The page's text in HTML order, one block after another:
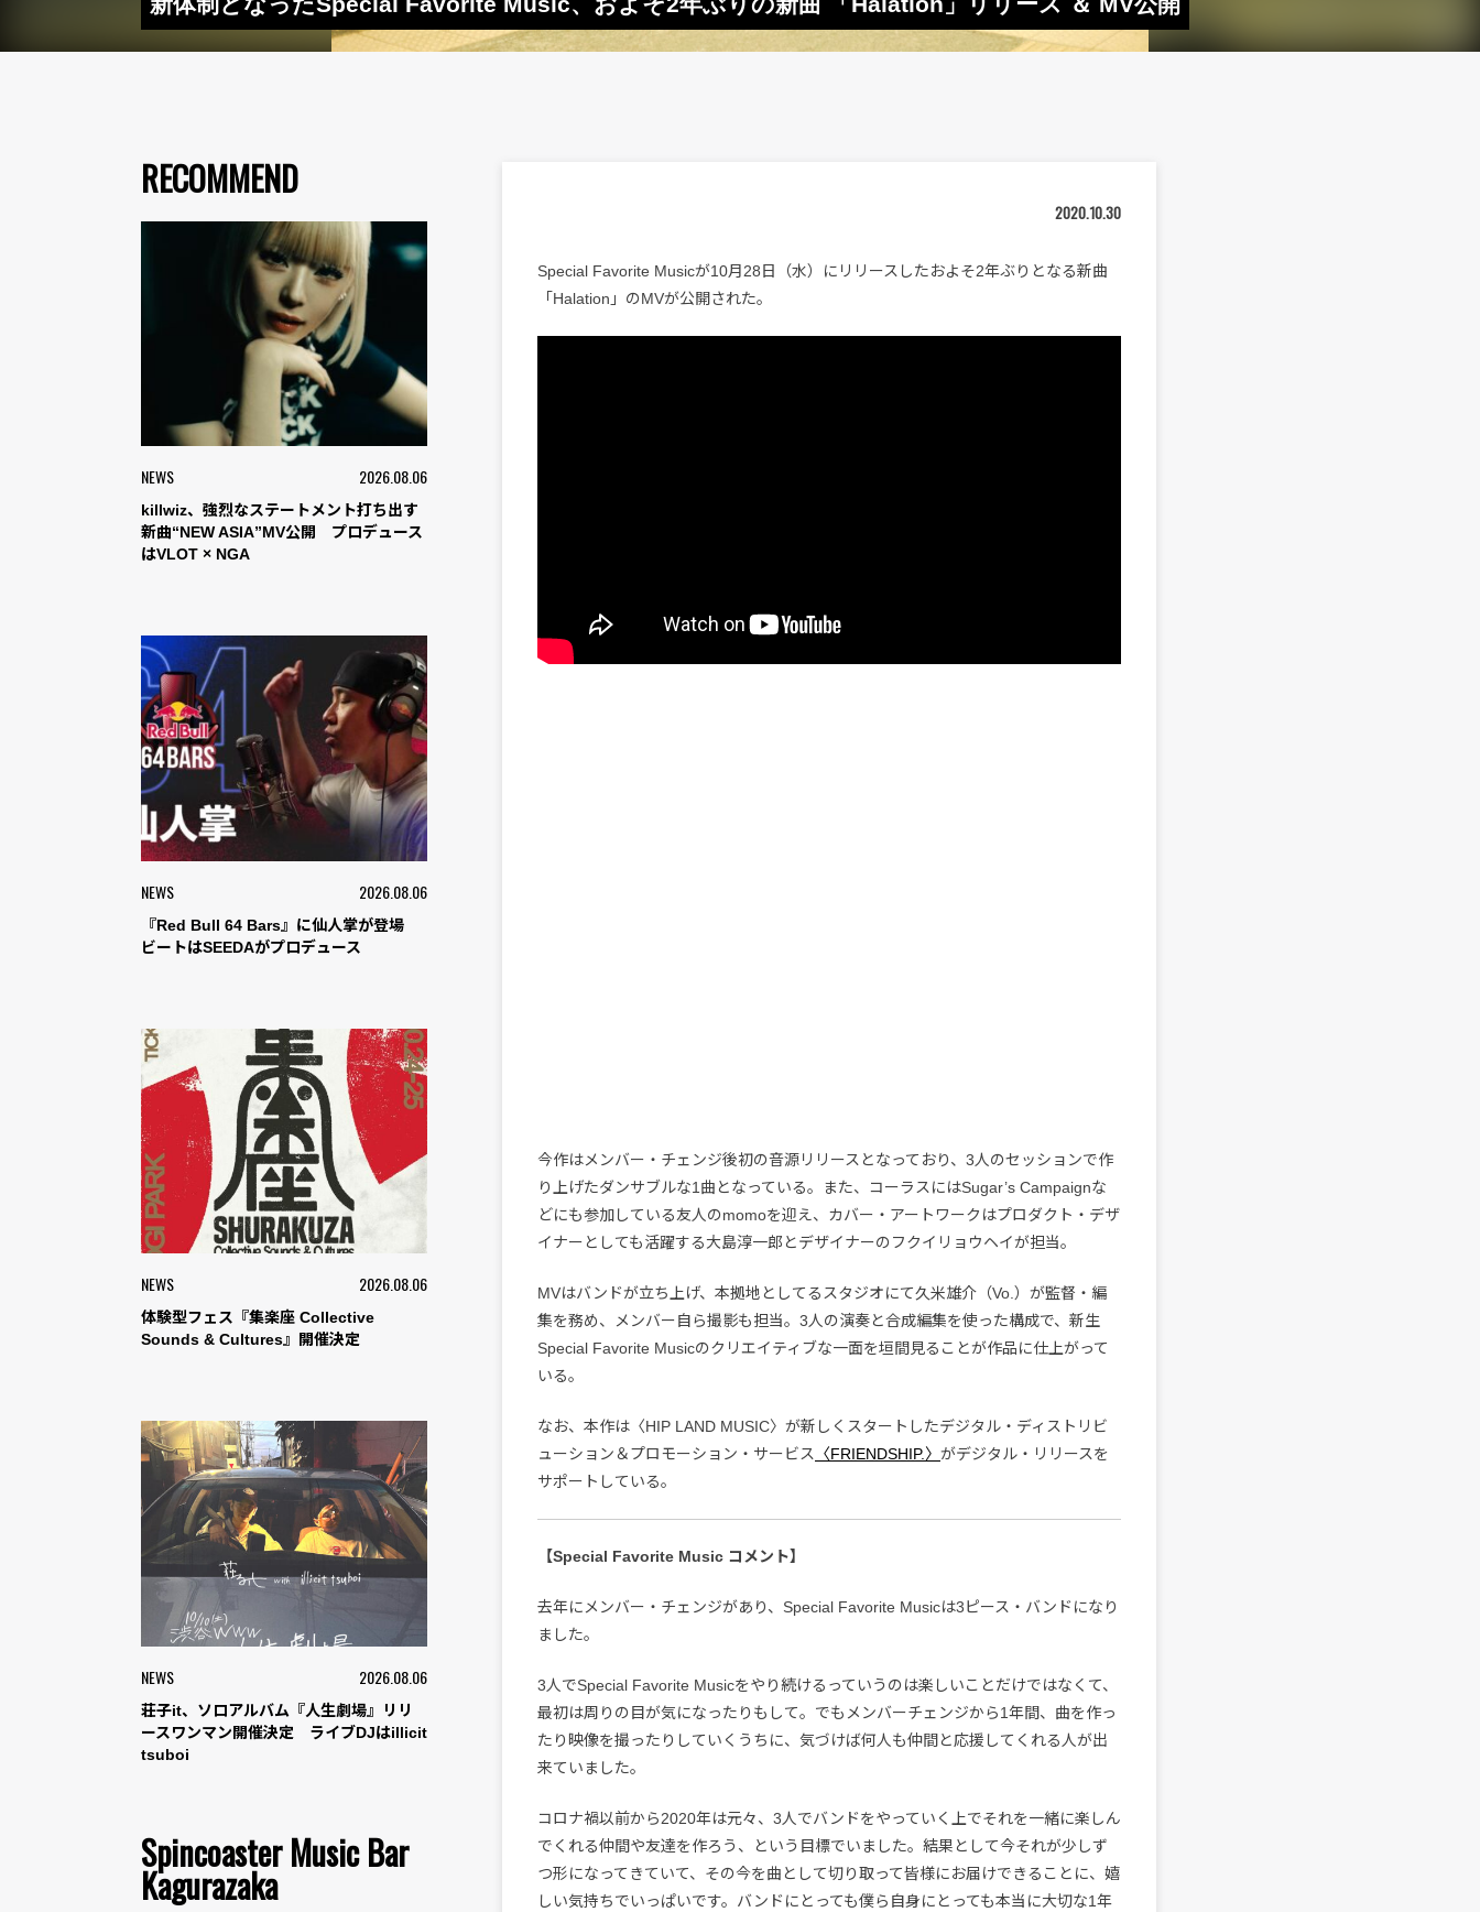
RECOMMEND
NEWS 2026.08.06
killwiz、強烈なステートメント打ち出す
新曲“NEW ASIA”MV公開 プロデュース
はVLOT × NGA
NEWS 2026.08.06
『Red Bull 64 Bars』に仙人掌が登場
ビートはSEEDAがプロデュース
NEWS 2026.08.06
体験型フェス『集楽座 Collective
Sounds & Cultures』開催決定
NEWS 2026.08.06
荘子it、ソロアルバム『人生劇場』リリ
ースワンマン開催決定 ライブDJはillicit
tsuboi
Spincoaster Music Bar
Kagurazaka
2020.10.30
Special Favorite Musicが10月28日（水）にリリースしたおよそ2年ぶりとなる新曲
「Halation」のMVが公開された。
今作はメンバー・チェンジ後初の音源リリースとなっており、3人のセッションで作
り上げたダンサブルな1曲となっている。また、コーラスにはSugar’s Campaignな
どにも参加している友人のmomoを迎え、カバー・アートワークはプロダクト・デザ
イナーとしても活躍する大島淳一郎とデザイナーのフクイリョウヘイが担当。
MVはバンドが立ち上げ、本拠地としてるスタジオにて久米雄介（Vo.）が監督・編
集を務め、メンバー自ら撮影も担当。3人の演奏と合成編集を使った構成で、新生
Special Favorite Musicのクリエイティブな一面を垣間見ることが作品に仕上がって
いる。
なお、本作は〈HIP LAND MUSIC〉が新しくスタートしたデジタル・ディストリビ
ューション＆プロモーション・サービス
〈FRIENDSHIP.〉 がデジタル・リリースを
サポートしている。
【Special Favorite Music コメント】
去年にメンバー・チェンジがあり、Special Favorite Musicは3ピース・バンドになり
ました。
3人でSpecial Favorite Musicをやり続けるっていうのは楽しいことだけではなくて、
最初は周りの目が気になったりもして。でもメンバーチェンジから1年間、曲を作っ
たり映像を撮ったりしていくうちに、気づけば何人も仲間と応援してくれる人が出
来ていました。
コロナ禍以前から2020年は元々、3人でバンドをやっていく上でそれを一緒に楽しん
でくれる仲間や友達を作ろう、という目標でいました。結果として今それが少しず
つ形になってきていて、その今を曲として切り取って皆様にお届けできることに、嬉
しい気持ちでいっぱいです。バンドにとっても僕ら自身にとっても本当に大切な1年